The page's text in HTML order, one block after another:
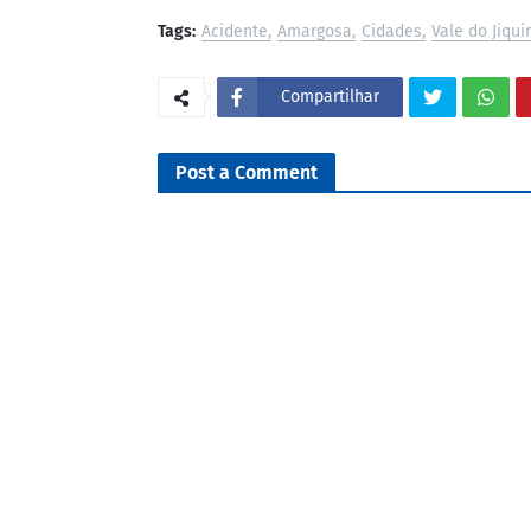
Tags: Acidente Amargosa Cidades Vale do
Compartilhar
Post a Comment